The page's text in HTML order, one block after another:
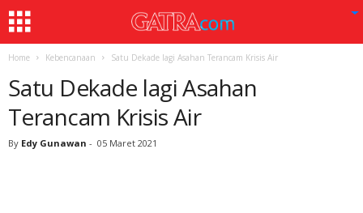
Home Kebencanaan Satu Dekade lagi Asahan Terancam Krisis Air
Satu Dekade lagi Asahan
Terancam Krisis Air
By Edy Gunawan - 05 Maret 2021